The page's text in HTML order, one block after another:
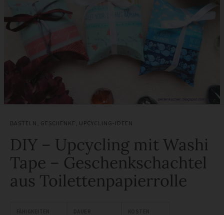
BASTELN GESCHENKE UPCYCLING-IDEEN
DIY – Upcycling mit Washi
Tape – Geschenkschachtel
aus Toilettenpapierrolle